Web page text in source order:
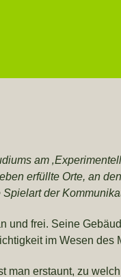
am
erfüllte Orte, an
der
und frei. Seine
im Wesen
man erstaunt, zu